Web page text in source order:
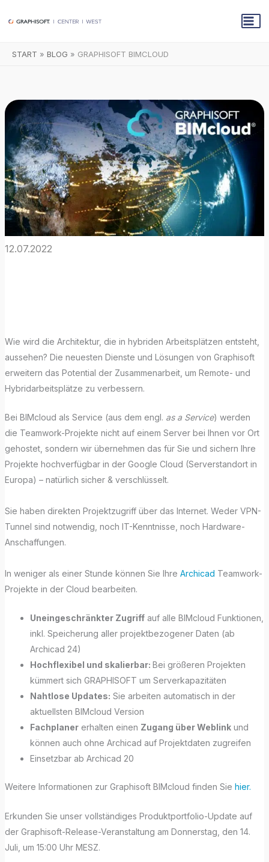
Inhalt
START BLOG GRAPHISOFT BIMCLOUD
12.07.2022
Wie wird die Architektur, die in hybriden Arbeitsplätzen entsteht,
aussehen? Die neuesten Dienste und Lösungen von Graphisoft
erweitern das Potential der Zusammenarbeit, um Remote- und
Hybridarbeitsplätze zu verbessern.
Bei BIMcloud als Service (aus dem engl. as a Service) werden
die Teamwork-Projekte nicht auf einem Server bei Ihnen vor Ort
gehostet, sondern wir übernehmen das für Sie und sichern Ihre
Projekte hochverfügbar in der Google Cloud (Serverstandort in
Europa) – natürlich sicher & verschlüsselt.
Sie haben direkten Projektzugriff über das Internet. Weder VPN-
Tunnel sind notwendig, noch IT-Kenntnisse, noch Hardware-
Anschaffungen.
In weniger als einer Stunde können Sie Ihre Archicad Teamwork-
Projekte in der Cloud bearbeiten.
Uneingeschränkter Zugriffauf alle BIMcloud Funktionen,
inkl. Speicherung aller projektbezogener Daten (ab
Archicad 24)
Hochflexibel und skalierbar: Bei größeren Projekten
kümmert sich GRAPHISOFT um Serverkapazitäten
Nahtlose Updates: Sie arbeiten automatisch in der
aktuellsten BIMcloud Version
Fachplanererhalten einen Zugang über Weblinkund
können auch ohne Archicad auf Projektdaten zugreifen
Einsetzbar ab Archicad 20
Weitere Informationen zur Graphisoft BIMcloud finden Sie hier.
Erkunden Sie unser vollständiges Produktportfolio-Update auf
der Graphisoft-Release-Veranstaltung am Donnerstag, den 14.
Juli, um 15:00 Uhr MESZ.